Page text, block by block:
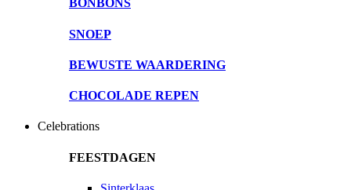
BONBONS
SNOEP
BEWUSTE WAARDERING
CHOCOLADE REPEN
Celebrations
FEESTDAGEN